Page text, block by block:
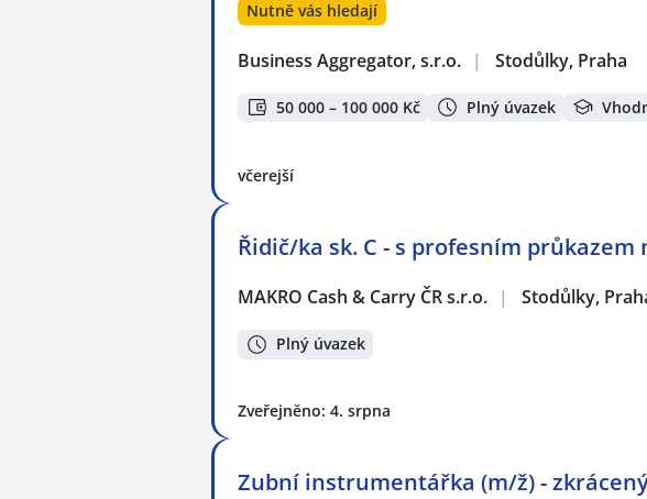
Nutně vás hledají
Business Aggregator, s.r.o. | Stodůlky, Praha
50 000 – 100 000 Kč Plný úvazek
včerejší
Řidič/ka sk. C - s profesním průkazem
MAKRO Cash & Carry ČR s.r.o. | Stodůlky,
Plný úvazek
Zveřejněno: 4. srpna
Zubní instrumentářka (m/ž) -